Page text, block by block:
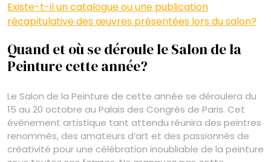
Existe-t-il un catalogue ou une publication
récapitulative des œuvres présentées lors du salon?
Quand et où se déroule le Salon de la
Peinture cette année?
Le Salon de la Peinture de cette année se déroulera du
15 au 20 octobre au Palais des Congrès de Paris. Cet
événement artistique tant attendu réunira des peintres
renommés, des amateurs d’art et des passionnés de
créativité pour une célébration inoubliable de la peinture